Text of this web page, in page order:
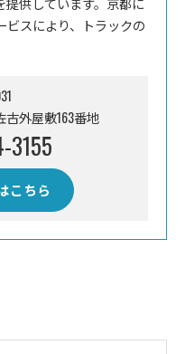
スにより、トラックの
外屋敷163番地
3155
こちら